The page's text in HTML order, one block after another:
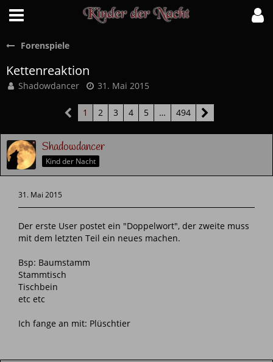
Forenspiele
Kettenreaktion
Shadowdancer 31. Mai 2015
1 2 3 4 5 … 494
Shadowdancer
Kind der Nacht
31. Mai 2015
Der erste User postet ein "Doppelwort", der zweite muss
mit dem letzten Teil ein neues machen.
Bsp: Baumstamm
Stammtisch
Tischbein
etc etc
Ich fange an mit: Plüschtier